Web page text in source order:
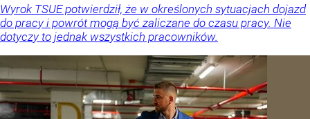
Wyrok TSUE potwierdził, że w określonych sytuacjach dojazd
do pracy i powrót mogą być zaliczane do czasu pracy. Nie
dotyczy to jednak wszystkich pracowników.